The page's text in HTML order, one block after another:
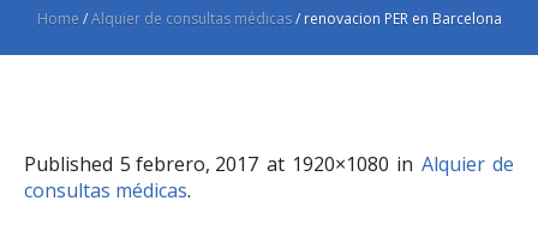
Home /Alquier de consultas médicas / renovacion PER en Barcelona
Published5 febrero, 2017 at 1920×1080 in Alquier de
consultas médicas.